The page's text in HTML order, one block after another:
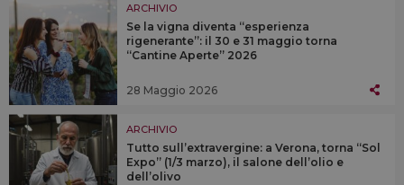
ARCHIVIO
Se la vigna diventa “esperienza
rigenerante”: il 30 e 31 maggio torna
“Cantine Aperte” 2026
28 Maggio 2026
ARCHIVIO
Tutto sull’extravergine: a Verona, torna “Sol
Expo” (1/3 marzo), il salone dell’olio e
dell’olivo